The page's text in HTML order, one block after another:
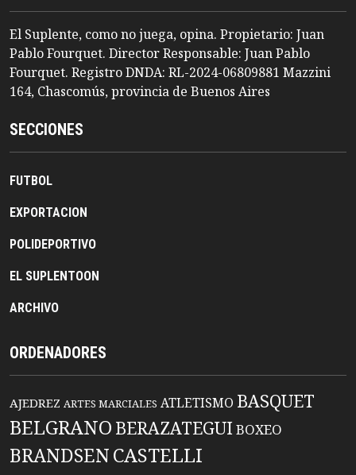
El Suplente, como no juega, opina. Propietario: Juan
Pablo Fourquet. Director Responsable: Juan Pablo
Fourquet. Registro DNDA: RL-2024-06809881 Mazzini
164, Chascomús, provincia de Buenos Aires
SECCIONES
FUTBOL
EXPORTACION
POLIDEPORTIVO
EL SUPLENTOON
ARCHIVO
ORDENADORES
AJEDREZ ARTES MARCIALES ATLETISMO BASQUET
BELGRANO BERAZATEGUIBOXEO
BRANDSENCASTELLI